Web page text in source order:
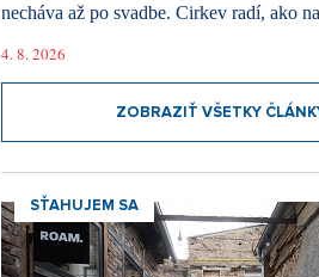
necháva až po svadbe. Cirkev radí, ako
4. 8. 2026
ZOBRAZIŤ VŠETKY
SŤAHUJEM SA